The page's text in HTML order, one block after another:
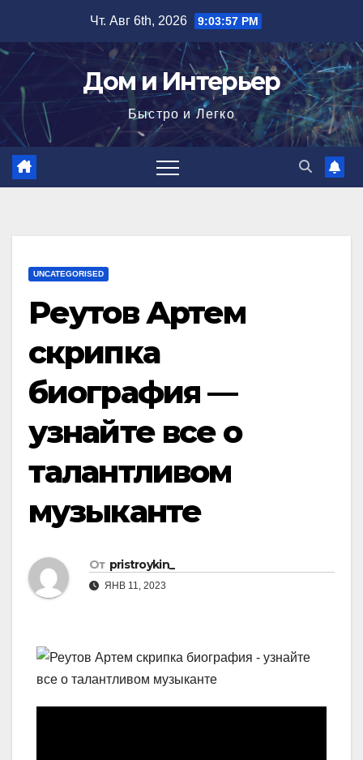
содержимому
Чт. Авг 6th, 2026 9:03:58 PM
Дом и Интерьер
Быстро и Легко
UNCATEGORISED
Реутов Артем
скрипка
биография —
узнайте все о
талантливом
музыканте
От pristroykin_
ЯНВ 11, 2023